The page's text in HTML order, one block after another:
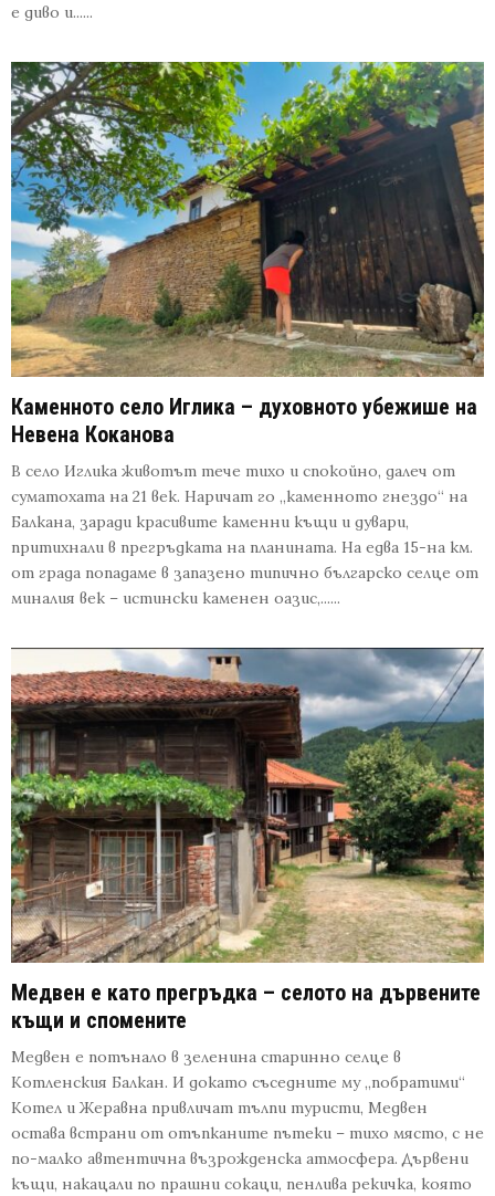
е диво и......
Каменното село Иглика – духовното убежише на
Невена Коканова
В село Иглика животът тече тихо и спокойно, далеч от
суматохата на 21 век. Наричат го „каменното гнездо“ на
Балкана, заради красивите каменни къщи и дувари,
притихнали в прегръдката на планината. На едва 15-на км.
от града попадаме в запазено типично българско селце от
миналия век – истински каменен оазис,......
Медвен е като прегръдка – селото на дървените
къщи и спомените
Медвен е потънало в зеленина старинно селце в
Котленския Балкан. И докато съседните му „побратими“
Котел и Жеравна привличат тълпи туристи, Медвен
остава встрани от отъпканите пътеки – тихо място, с не
по-малко автентична възрожденска атмосфера. Дървени
къщи, накацали по прашни сокаци, пенлива рекичка, която